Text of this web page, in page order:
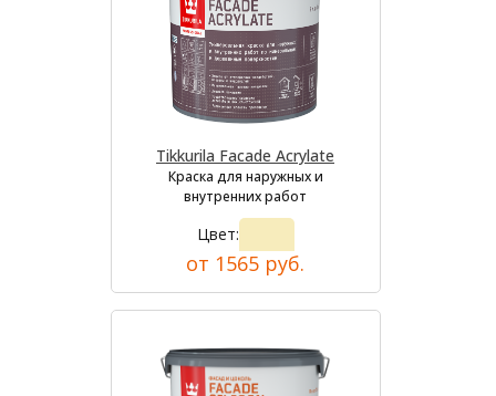
Tikkurila Facade Acrylate
Краска для наружных и
внутренних работ
Цвет:
от 1565 руб.